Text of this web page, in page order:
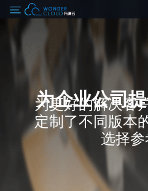
为企业公司
为更好的解决客
定制了不同版本
选择参